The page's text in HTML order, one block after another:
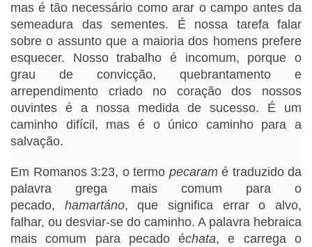
mas é tão necessário como arar o campo antes da
semeadura das sementes. É nossa tarefa falar
sobre o assunto que a maioria dos homens prefere
esquecer. Nosso trabalho é incomum, porque o
grau de convicção, quebrantamento e
arrependimento criado no coração dos nossos
ouvintes é a nossa medida de sucesso. É um
caminho difícil, mas é o único caminho para a
salvação.
Em Romanos 3:23, o termo pecaram é traduzido da
palavra grega mais comum para o
pecado, hamartáno, que significa errar o alvo,
falhar, ou desviar-se do caminho. A palavra hebraica
mais comum para pecado échata, e carrega o